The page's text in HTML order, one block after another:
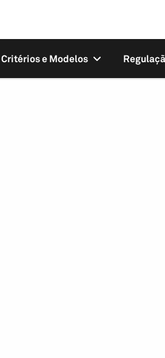
Critérios e Modelos